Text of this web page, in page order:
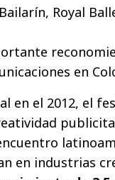
Royal
en
en el 2012, el
en industrias